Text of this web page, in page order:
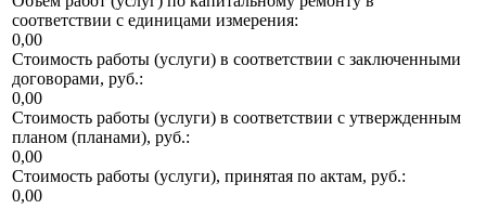
соответствии с единицами измерения:
0,00
Стоимость работы (услуги) в соответствии с заключенными
договорами, руб.:
0,00
Стоимость работы (услуги) в соответствии с утвержденным
планом (планами), руб.:
0,00
Стоимость работы (услуги), принятая по актам, руб.:
0,00